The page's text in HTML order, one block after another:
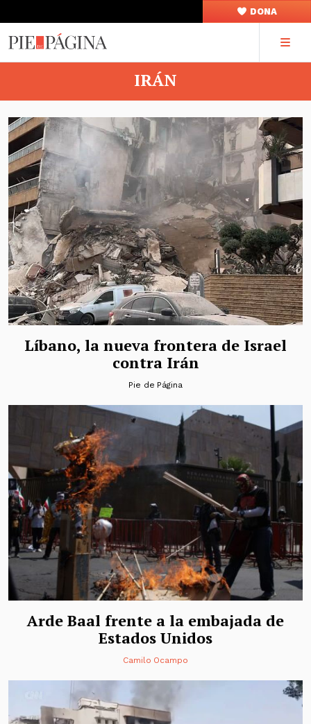
DONA
IRÁN
Líbano, la nueva frontera de Israel
contra Irán
Pie de Página
Arde Baal frente a la embajada de
Estados Unidos
Camilo Ocampo